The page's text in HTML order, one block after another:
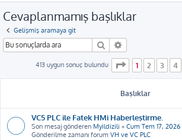
Cevaplanmamış başlıklar
Gelişmiş aramaya git
Ara
413 uygun sonuç bulundu . sayfa (Toplam
1 2 3 4
Başlıklar
VC5 PLC ile Fatek HMi Haberleştirme.
Son mesaj gönderen Myildizili « Cum Tem 17,
Gönderilme zamanı forum VH ve VC PLC